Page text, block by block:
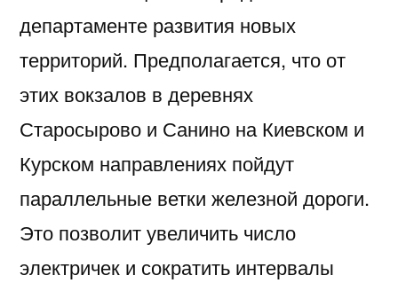
департаменте развития новых
территорий. Предполагается, что от
этих вокзалов в деревнях
Старосырово и Санино на Киевском и
Курском направлениях пойдут
параллельные ветки железной дороги.
Это позволит увеличить число
электричек и сократить интервалы